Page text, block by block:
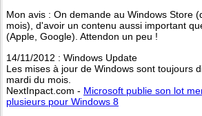
Mon avis : On demande au Windows Store
mois), d'avoir un contenu aussi important
(Apple, Google). Attendon un peu !
14/11/2012 : Windows Update
Les mises à jour de Windows sont toujours
mardi du mois.
NextInpact.com - Microsoft publie son lot
plusieurs pour Windows 8